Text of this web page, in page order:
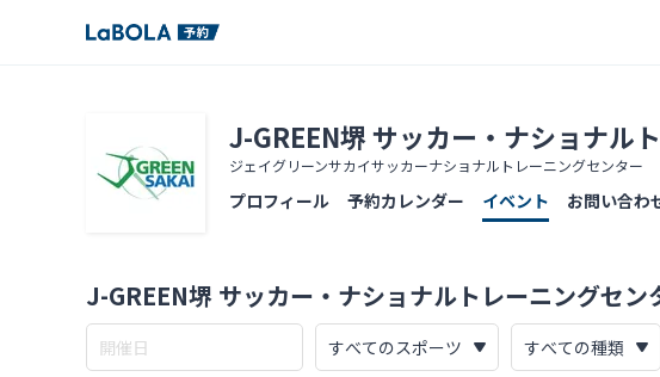
J-GREEN堺 サッカー・ナショナル
ジェイグリーンサカイサッカーナショナルトレーニングセンター
プロフィール 予約カレンダー イベント お問い合わ
J-GREEN堺 サッカー・ナショナルトレーニングセ